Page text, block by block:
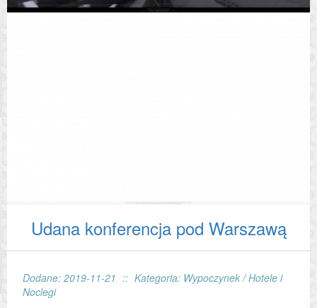
Udana konferencja pod Warszawą
Dodane: 2019-11-21 :: Kategoria: Wypoczynek / Hotele i
Noclegi